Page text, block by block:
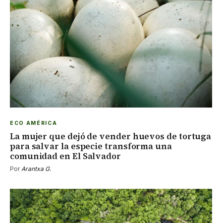
ECO AMÉRICA
La mujer que dejó de vender huevos de tortuga
para salvar la especie transforma una
comunidad en El Salvador
PorArantxa G.